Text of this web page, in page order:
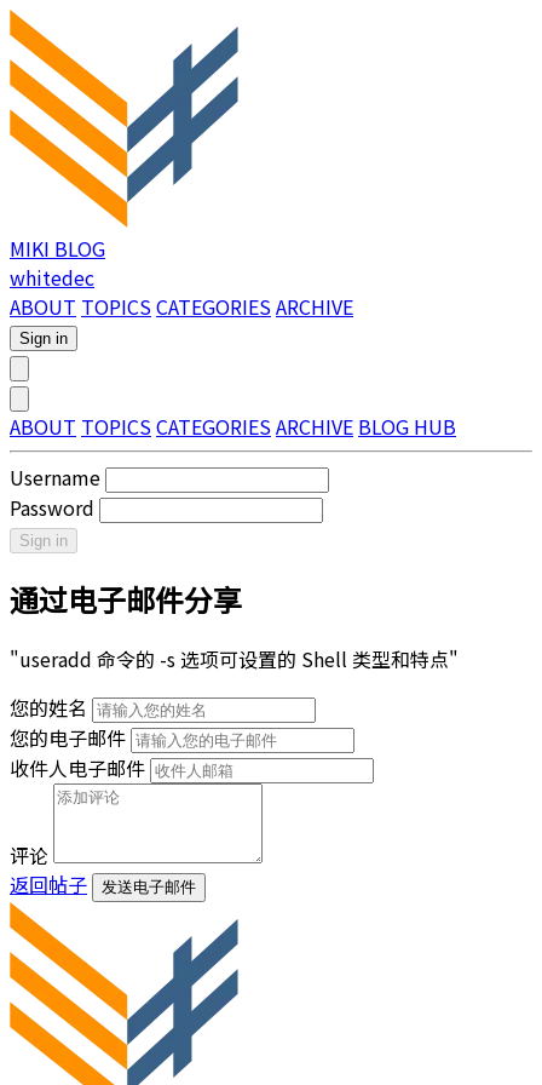
MIKI BLOG
whitedec
ABOUT TOPICSCATEGORIESARCHIVE
Sign in
ABOUT TOPICSCATEGORIESARCHIVE BLOG HUB
Username
Password
Sign in
通过电子邮件分享
"useradd 命令的 -s 选项可设置的 Shell 类型和特点"
您的姓名
您的电子邮件
收件人电子邮件
评论
返回帖子
发送电子邮件